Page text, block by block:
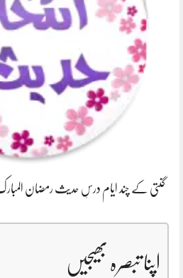
گنتی کے چند ایام درسِ حدیث رمضان المبارک
اپنا تبصرہ بھیجیں